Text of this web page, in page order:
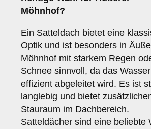
Möhnhof?
Ein Satteldach bietet eine
Optik und ist besonders in
Möhnhof mit starkem Regen
Schnee sinnvoll, da das Wasser
effizient abgeleitet wird. Es ist
langlebig und bietet
Stauraum im Dachbereich.
Satteldächer sind eine beliebte